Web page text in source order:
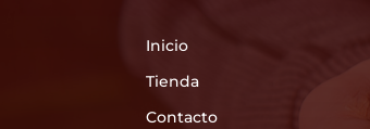
Inicio
Tienda
Contacto